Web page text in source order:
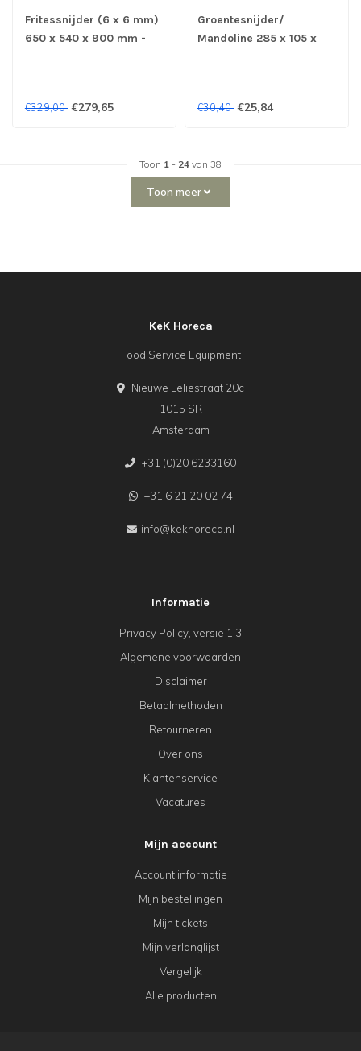
Fritessnijder (6 x 6 mm)
650 x 540 x 900 mm -
€329,00 €279,65
Groentesnijder/
Mandoline 285 x 105 x
€30,40 €25,84
Toon 1 - 24 van 38
Toon meer
KeK Horeca
Food Service Equipment
Nieuwe Leliestraat 20c
1015 SR
Amsterdam
+31 (0)20 6233160
+31 6 21 20 02 74
info@kekhoreca.nl
Informatie
Privacy Policy, versie 1.3
Algemene voorwaarden
Disclaimer
Betaalmethoden
Retourneren
Over ons
Klantenservice
Vacatures
Mijn account
Account informatie
Mijn bestellingen
Mijn tickets
Mijn verlanglijst
Vergelijk
Alle producten